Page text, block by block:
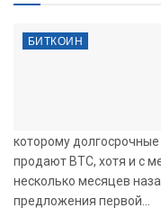
БИТКОИН
которому
продают BTC, хотя и с
несколько месяцев
предложения первой...